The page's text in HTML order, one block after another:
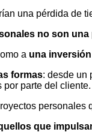
una pérdida de
no son
a una
formas: desde un
por parte del cliente.
que